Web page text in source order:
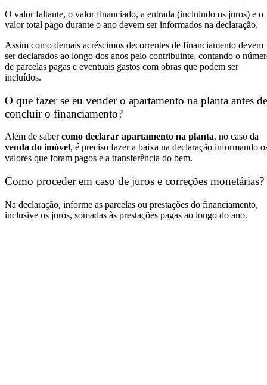
O valor faltante, o valor financiado, a entrada (incluindo os juros) e o
valor total pago durante o ano devem ser informados na declaração.
Assim como demais acréscimos decorrentes de financiamento devem
ser declarados ao longo dos anos pelo contribuinte, contando o
de parcelas pagas e eventuais gastos com obras que podem ser
incluídos.
O que fazer se eu vender o apartamento na planta antes de
concluir o financiamento?
Além de sabercomo declarar apartamento na planta, no caso da
venda do imóvel, é preciso fazer a baixa na declaração informando
valores que foram pagos e a transferência do bem.
Como proceder em caso de juros e correções monetárias?
Na declaração, informe as parcelas ou prestações do financiamento,
inclusive os juros, somadas às prestações pagas ao longo do ano.